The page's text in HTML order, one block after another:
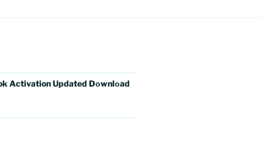
Activation Updated Dоwnlоad